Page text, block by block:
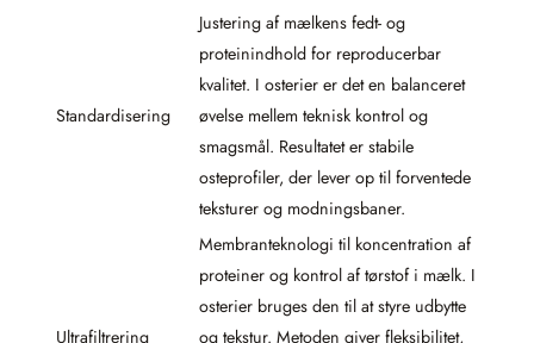
Standardisering
Justering af mælkens fedt- og
proteinindhold for reproducerbar
kvalitet. I osterier er det en balanceret
øvelse mellem teknisk kontrol og
smagsmål. Resultatet er stabile
osteprofiler, der lever op til forventede
teksturer og modningsbaner.
Ultrafiltrering
Membranteknologi til koncentration af
proteiner og kontrol af tørstof i mælk. I
osterier bruges den til at styre udbytte
og tekstur. Metoden giver fleksibilitet,